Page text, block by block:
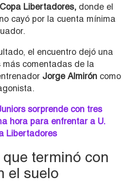
Copa Libertadores, donde el
cayó por la cuenta mínima
el encuentro dejó una
más comentadas de la
Jorge Almirón como
sorprende con tres
hora para enfrentar a U.
Libertadores
terminó con
el suelo